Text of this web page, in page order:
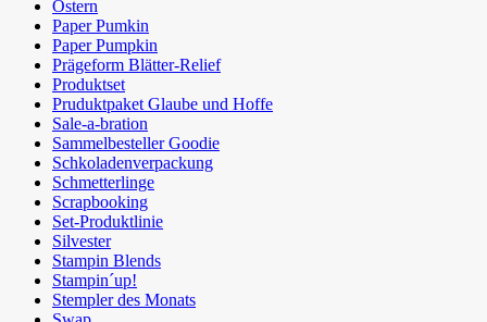
Ostern
Paper Pumkin
Paper Pumpkin
Prägeform Blätter-Relief
Produktset
Pruduktpaket Glaube und Hoffe
Sale-a-bration
Sammelbesteller Goodie
Schkoladenverpackung
Schmetterlinge
Scrapbooking
Set-Produktlinie
Silvester
Stampin Blends
Stampin´up!
Stempler des Monats